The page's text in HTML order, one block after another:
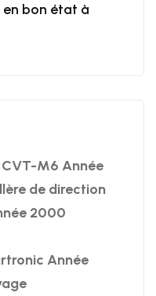
bon état à
CVT-M6 Année
de direction
2000
Année